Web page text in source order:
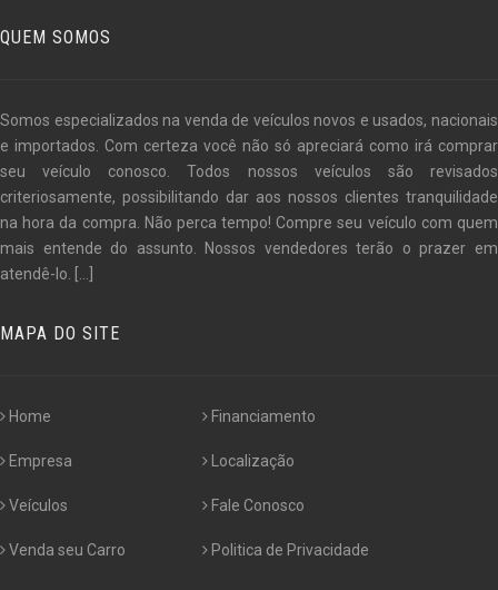
QUEM SOMOS
Somos especializados na venda de veículos novos e usados, nacionais
e importados. Com certeza você não só apreciará como irá comprar
seu veículo conosco. Todos nossos veículos são revisados
criteriosamente, possibilitando dar aos nossos clientes tranquilidade
na hora da compra. Não perca tempo! Compre seu veículo com quem
mais entende do assunto. Nossos vendedores terão o prazer em
atendê-lo.
MAPA DO SITE
Home
Empresa
Veículos
Venda seu Carro
Financiamento
Localização
Fale Conosco
Politica de Privacidade